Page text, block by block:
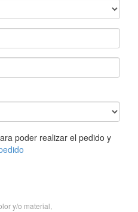
poder realizar el pedido y
y/o material,